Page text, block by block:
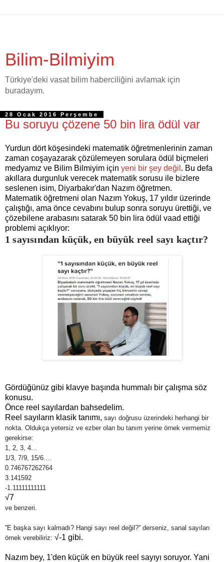
Bilim-Bilmiyim
Türkiye'deki vasat bilim haberciliğini avlamak için
buradayım.
28 Ocak 2016 Perşembe
Bu soruyu çözene 50 bin lira ödül var
Yurdun dört köşesindeki matematik öğretmenlerinin zaman
zaman coşayazarak çözülemeyen sorulara ödül biçmeleri
medyamız ve Bilim Bilmiyim için yeni bir şey değil . Bu defa
akıllara durgunluk verecek matematik sorusu ile bizlere
seslenen isim, Diyarbakır'dan Nazım öğretmen.
Matematik öğretmeni olan Nazım Yokuş, 17 yıldır üzerinde
çalıştığı, ama önce cevabını bulup sonra soruyu ürettiği, ve
çözebilene arabasını satarak 50 bin lira ödül vaad ettiği
problemi açıklıyor:
1 sayısından küçük, en büyük reel sayı kaçtır?
Gördüğünüz gibi klavye başında hummalı bir çalışma söz
konusu.
Önce reel sayılardan bahsedelim.
Reel sayıların klasik tanımı, sayı doğrusu üzerindeki herhangi bir
nokta. Oldukça yetersiz ve ezber olan bu tanım yerine örnek vermemiz
gerekirse:
1, 2, 3, 4...
1/3, 7/9, 15/6....
0.746767262764
3.141592
-1.11111111111
√7
ve benzeri.
''E başka sayı kalmadı? Hangi sayı reel değil?'' derseniz, sanal sayıları
örnek verebiliriz: √-1 gibi.
Nazım bey, 1'den küçük en büyük reel sayıyı soruyor. Yani